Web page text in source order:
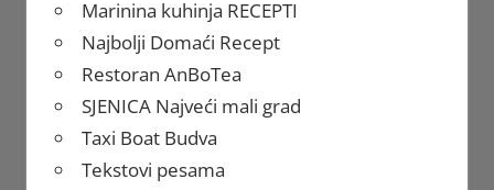
Marinina kuhinja RECEPTI
Najbolji Domaći Recept
Restoran AnBoTea
SJENICA Najveći mali grad
Taxi Boat Budva
Tekstovi pesama